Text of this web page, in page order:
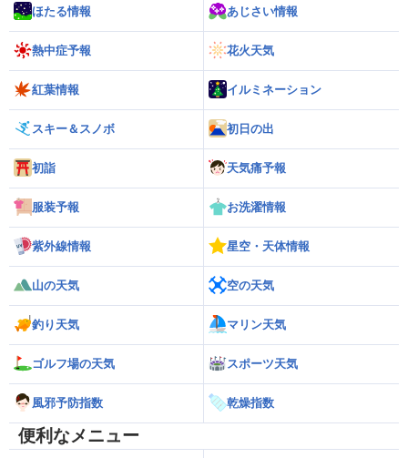
ほたる情報 あじさい情報
熱中症予報 花火天気
紅葉情報 イルミネーション
スキー＆スノボ 初日の出
初詣 天気痛予報
服装予報 お洗濯情報
紫外線情報 星空・天体情報
山の天気 空の天気
釣り天気 マリン天気
ゴルフ場の天気 スポーツ天気
風邪予防指数 乾燥指数
便利なメニュー